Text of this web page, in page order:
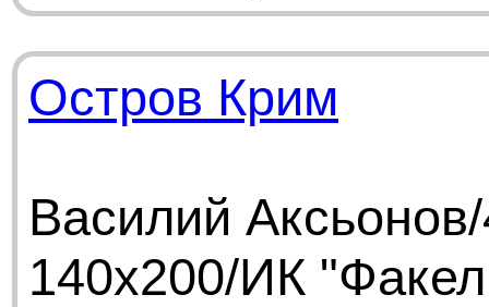
Остров Крим
Василий
140х200/ИК